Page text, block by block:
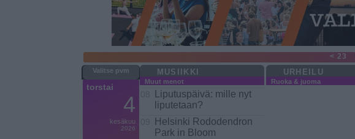
< 23
torstai
4
kesäkuu
2026
MUSIIKKI
Muut menot
Liputuspäivä: mille nyt
liputetaan?
Helsinki Rododendron
Park in Bloom
URHEILU
Ruoka & juoma